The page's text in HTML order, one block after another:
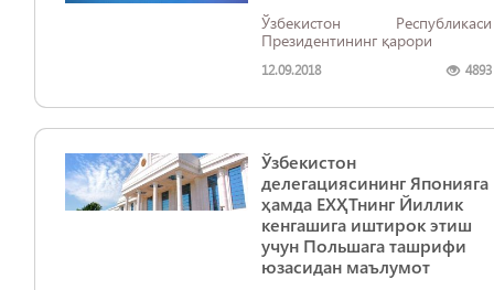
Ўзбекистон Республикаси
Президентининг қарори
12.09.2018 4893
Ўзбекистон
делегациясининг Японияга
ҳамда ЕХҲТнинг Йиллик
кенгашига иштирок этиш
учун Польшага ташрифи
юзасидан маълумот